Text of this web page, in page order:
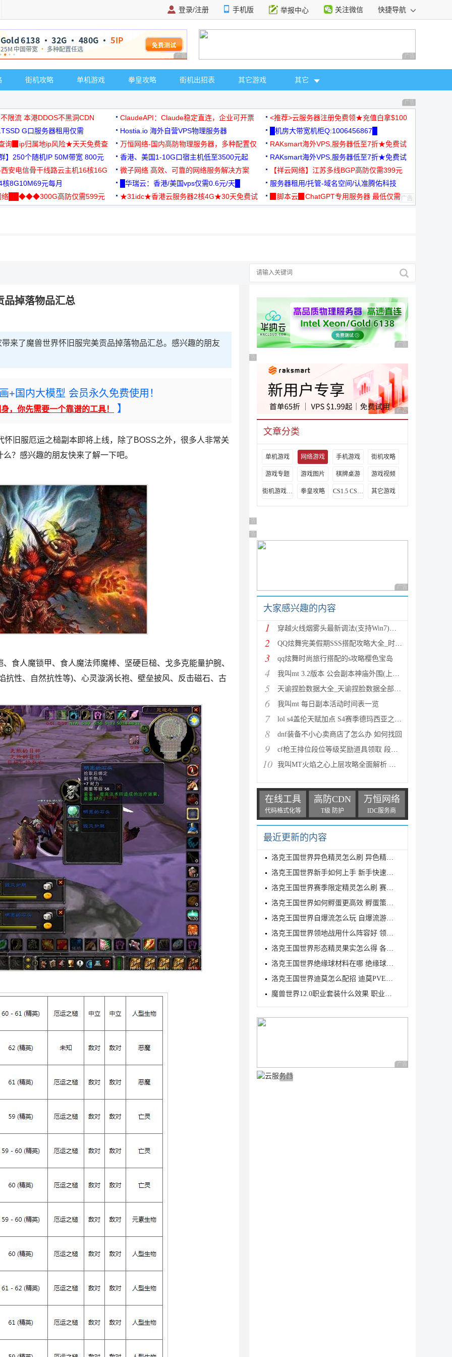
登录/注册 手机版 举报中心 关注微信 快捷导航
广告 商业广告，理性选择 广告 商业广告，理
街机攻略 单机游戏 拳皇攻略 街机出招表 其它游戏 其它
广告 商业广告，理
限流 本港DDOS不黑洞CDN ClaudeAPI：Claude稳定直连，企业可开票
<推荐>云服务器注册免费领★充值白拿$100
G口服务器租用仅需
费测试
Hostia.io 海外自营VPS物理服务器
█机房大带宽机柜Q:1006456867█
询▉ip归属地ip风险★天天免费查
万恒网络-国内高防物理服务器，多种配置仅
99元/月起
RAKsmart海外VPS,服务器低至7折★免费试
用★
】250个随机IP 50M带宽 800元 香港、美国1-10G口宿主机低至3500元起
RAKsmart海外VPS,服务器低至7折★免费试
用★
安电信骨干线路云主机16核16G 微子网络 高效、可靠的网络服务解决方案
【祥云网络】江苏多线BGP高防仅需399元
核8G10M69元每月
█华瑞云：香港/美国vps仅需0.6元/天█
服务器租用/托管-域名空间/认准腾佑科技
络██◆◆◆300G高防仅需599元
★31idc★香港云服务器2核4G★30天免费试
▉脚本云▉ChatGPT专用服务器 最低仅需
品掉落物品汇总
来了魔兽世界怀旧服完美贡品掉落物品汇总。感兴趣的朋友
+国内大模型 会员永久免费使用！
，你先需要一个靠谱的工具！ 】
怀旧服厄运之槌副本即将上线，除了BOSS之外，很多人非常关
？感兴趣的朋友快来了解一下吧。
食人魔锁甲、食人魔法师魔棒、坚硬巨槌、戈多克能量护腕、
抗性、自然抗性等)、心灵漩涡长袍、壁垒披风、反击磁石、古
广告 商业广告，理性
广告 商业广告，理性选择
广告 商业广告，理性
文章分类
单机游戏 网络游戏 手机游戏 街机攻略
游戏专题 游戏图片 棋牌桌游 游戏视频
街机游戏出招表 拳皇攻略 CS1.5 CS1.6攻略 其它游戏
广告 商业广告，理性选择
广告 商业广告，理性选择
广告 商业广告，理性
大家感兴趣的内容
1 穿越火线烟雾头最新调法(支持Win7)图文攻略
2 QQ炫舞完美假期SSS搭配攻略大全_时尚旅行完美假期1-15
3 qq炫舞时尚旅行搭配的s攻略樱色宝岛
4 我叫mt 3.2版本 公会副本神庙外围(上层)攻略心得
5 天谕捏脸数据大全_天谕捏脸数据全部汇总
6 我叫mt 每日副本活动时间表一览
7 lol s4盖伦天赋加点 S4赛季德玛西亚之力符文与出装推
8 dnf装备不小心卖商店了怎么办 如何找回
9 cf枪王排位段位等级奖励道具领取 段位等级奖励大全
10 我叫MT火焰之心上层攻略全面解析 挑战拉格罗斯
在线工具
代码格式化等
高防CDN
T级 防护
万恒网络
IDC服务商
最近更新的内容
洛克王国世界异色精灵怎么刷 异色精灵高效刷取指南
洛克王国世界新手如何上手 新手快速入门教学
洛克王国世界赛季限定精灵怎么刷 赛季限定奇遇精灵刷
洛克王国世界如何孵蛋更高效 孵蛋策略分享
洛克王国世界自爆流怎么玩 自爆流游玩心得
洛克王国世界领地战用什么阵容好 领地战速通阵容推荐
洛克王国世界形态精灵果实怎么得 各形态精灵果实获取
洛克王国世界绝缘球材料在哪 绝缘球材料收集线路攻略
洛克王国世界迪莫怎么配招 迪莫PVE与PVP配招推荐
魔兽世界12.0职业套装什么效果 职业套装一览
广告 商业广告，理性
广告 商业广告，理性选择